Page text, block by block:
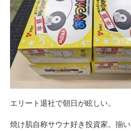
エリート退社で朝日が眩しい。
焼け肌自称サウナ好き投資家。揃